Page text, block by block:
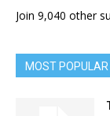
Join 9,040 other
MOST POPULAR